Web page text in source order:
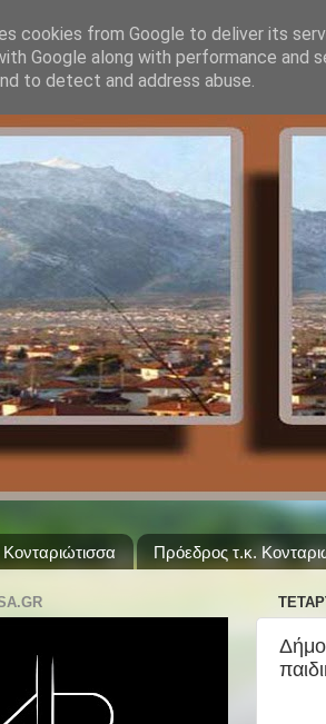
Κονταριώτισσα Πρόεδρος τ.κ.
cookies from Google to deliver its
Google along with performance
to detect and address abuse.